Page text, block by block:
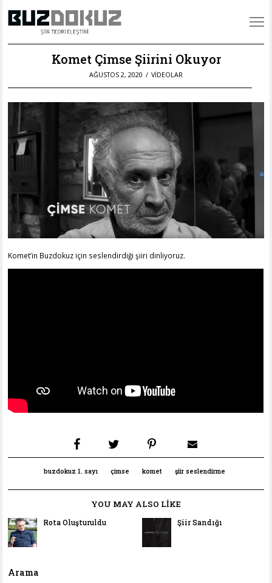
Komet Çimse Şiirini Okuyor
POSTED
AĞUSTOS 2, 2020 EYLÜL
25,
VIDEOLAR
Komet’in Buzdokuz için seslendirdiği şiiri dinliyoruz.
buzdokuz 1. sayı çimse komet şiir seslendirme
YOU MAY ALSO LIKE
Rota Oluşturuldu Şiir Sandığı
Arama